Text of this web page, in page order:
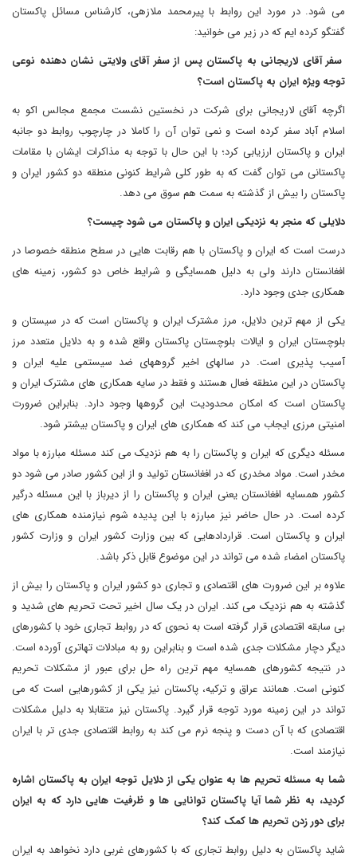
می شود. در مورد این روابط با پیرمحمد ملازهی، کارشناس مسائل پاکستان
گفتگو کرده ایم که در زیر می خوانید:
سفر آقای لاریجانی به پاکستان پس از سفر آقای ولایتی نشان دهنده نوعی
توجه ویژه ایران به پاکستان است؟
اگرچه آقای لاریجانی برای شرکت در نخستین نشست مجمع مجالس اکو به
اسلام آباد سفر کرده است و نمی توان آن را کاملا در چارچوب روابط دو جانبه
ایران و پاکستان ارزیابی کرد؛ با این حال با توجه به مذاکرات ایشان با مقامات
پاکستانی می توان گفت که به طور کلی شرایط کنونی منطقه دو کشور ایران و
پاکستان را بیش از گذشته به سمت هم سوق می دهد.
دلایلی که منجر به نزدیکی ایران و پاکستان می شود چیست؟
درست است که ایران و پاکستان با هم رقابت هایی در سطح منطقه خصوصا در
افغانستان دارند ولی به دلیل همسایگی و شرایط خاص دو کشور، زمینه های
همکاری جدی وجود دارد.
یکی از مهم ترین دلایل، مرز مشترک ایران و پاکستان است که در سیستان و
بلوچستان ایران و ایالات بلوچستان پاکستان واقع شده و به دلایل متعدد مرز
آسیب پذیری است. در سالهای اخیر گروههای ضد سیستمی علیه ایران و
پاکستان در این منطقه فعال هستند و فقط در سایه همکاری های مشترک ایران و
پاکستان است که امکان محدودیت این گروهها وجود دارد. بنابراین ضرورت
امنیتی مرزی ایجاب می کند که همکاری های ایران و پاکستان بیشتر شود.
مسئله دیگری که ایران و پاکستان را به هم نزدیک می کند مسئله مبارزه با مواد
مخدر است. مواد مخدری که در افغانستان تولید و از این کشور صادر می شود دو
کشور همسایه افغانستان یعنی ایران و پاکستان را از دیرباز با این مسئله درگیر
کرده است. در حال حاضر نیز مبارزه با این پدیده شوم نیازمنده همکاری های
ایران و پاکستان است. قراردادهایی که بین وزارت کشور ایران و وزارت کشور
پاکستان امضاء شده می تواند در این موضوع قابل ذکر باشد.
علاوه بر این ضرورت های اقتصادی و تجاری دو کشور ایران و پاکستان را بیش از
گذشته به هم نزدیک می کند. ایران در یک سال اخیر تحت تحریم های شدید و
بی سابقه اقتصادی قرار گرفته است به نحوی که در روابط تجاری خود با کشورهای
دیگر دچار مشکلات جدی شده است و بنابراین رو به مبادلات تهاتری آورده است.
در نتیجه کشورهای همسایه مهم ترین راه حل برای عبور از مشکلات تحریم
کنونی است. همانند عراق و ترکیه، پاکستان نیز یکی از کشورهایی است که می
تواند در این زمینه مورد توجه قرار گیرد. پاکستان نیز متقابلا به دلیل مشکلات
اقتصادی که با آن دست و پنجه نرم می کند به روابط اقتصادی جدی تر با ایران
نیازمند است.
شما به مسئله تحریم ها به عنوان یکی از دلایل توجه ایران به پاکستان اشاره
کردید، به نظر شما آیا پاکستان توانایی ها و ظرفیت هایی دارد که به ایران
برای دور زدن تحریم ها کمک کند؟
شاید پاکستان به دلیل روابط تجاری که با کشورهای غربی دارد نخواهد به ایران